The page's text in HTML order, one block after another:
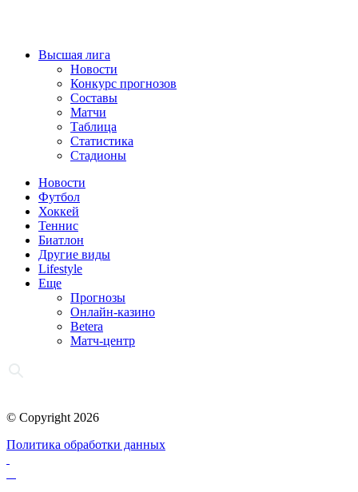
Высшая лига
Новости
Конкурс прогнозов
Составы
Матчи
Таблица
Статистика
Стадионы
Новости
Футбол
Хоккей
Теннис
Биатлон
Другие виды
Lifestyle
Еще
Прогнозы
Онлайн-казино
Betera
Матч-центр
© Copyright 2026
Политика обработки данных